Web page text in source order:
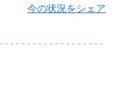
今の状況をシェア